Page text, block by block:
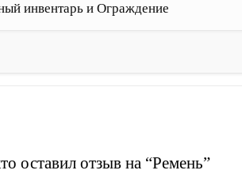
инвентарь и Ограждение
оставил отзыв на “Ремень”